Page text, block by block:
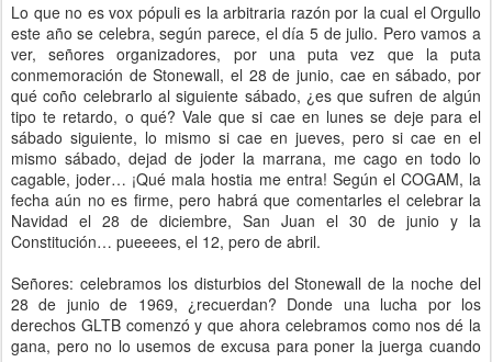
Lo que no es vox pópuli es la arbitraria razón por la cual el Orgullo
este año se celebra, según parece, el día 5 de julio. Pero vamos a
ver, señores organizadores, por una puta vez que la puta
conmemoración de Stonewall, el 28 de junio, cae en sábado, por
qué coño celebrarlo al siguiente sábado, ¿es que sufren de algún
tipo te retardo, o qué? Vale que si cae en lunes se deje para el
sábado siguiente, lo mismo si cae en jueves, pero si cae en el
mismo sábado, dejad de joder la marrana, me cago en todo lo
cagable, joder… ¡Qué mala hostia me entra! Según el COGAM, la
fecha aún no es firme, pero habrá que comentarles el celebrar la
Navidad el 28 de diciembre, San Juan el 30 de junio y la
Constitución… pueeees, el 12, pero de abril.
Señores: celebramos los disturbios del Stonewall de la noche del
28 de junio de 1969, ¿recuerdan? Donde una lucha por los
derechos GLTB comenzó y que ahora celebramos como nos dé la
gana, pero no lo usemos de excusa para poner la juerga cuando